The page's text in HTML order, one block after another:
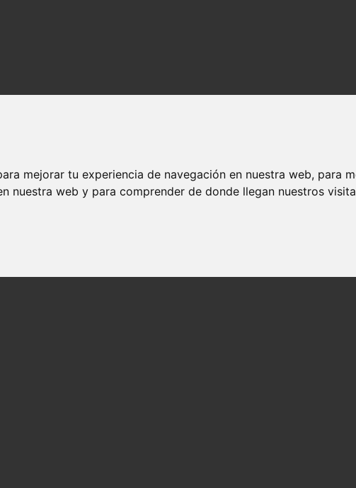
mejorar tu experiencia de navegación en nuestra web, para
nuestra web y para comprender de donde llegan nuestros